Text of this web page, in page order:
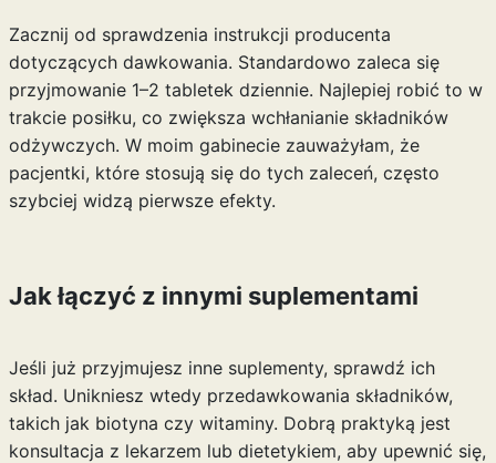
Zacznij od sprawdzenia instrukcji producenta
dotyczących dawkowania. Standardowo zaleca się
przyjmowanie 1–2 tabletek dziennie. Najlepiej robić to w
trakcie posiłku, co zwiększa wchłanianie składników
odżywczych. W moim gabinecie zauważyłam, że
pacjentki, które stosują się do tych zaleceń, często
szybciej widzą pierwsze efekty.
Jak łączyć z innymi suplementami
Jeśli już przyjmujesz inne suplementy, sprawdź ich
skład. Unikniesz wtedy przedawkowania składników,
takich jak biotyna czy witaminy. Dobrą praktyką jest
konsultacja z lekarzem lub dietetykiem, aby upewnić się,